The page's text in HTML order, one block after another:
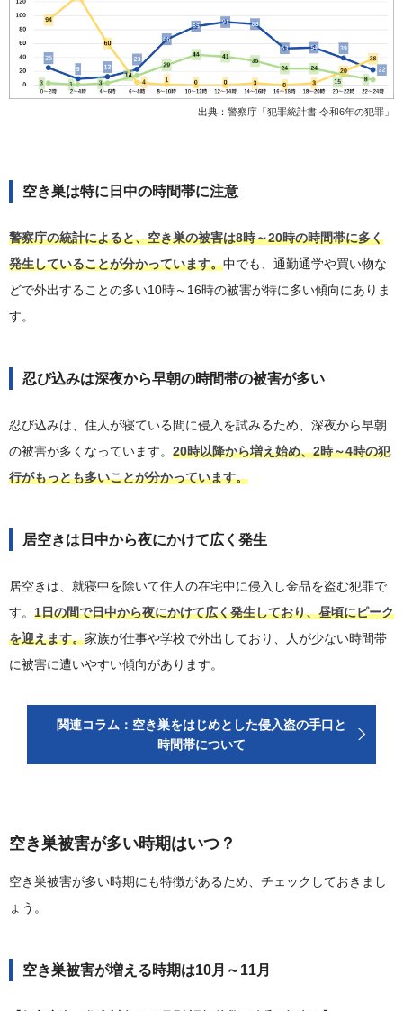
出典： 警察庁「犯罪統計書 令和6年の犯罪」
空き巣は特に日中の時間帯に注意
警察庁の統計によると、空き巣の被害は8時～20時の時間帯に多く
発生していることが分かっています。中でも、通勤通学や買い物な
どで外出することの多い10時～16時の被害が特に多い傾向にありま
す。
忍び込みは深夜から早朝の時間帯の被害が多い
忍び込みは、住人が寝ている間に侵入を試みるため、深夜から早朝
の被害が多くなっています。 20時以降から増え始め、2時～4時の犯
行がもっとも多いことが分かっています。
居空きは日中から夜にかけて広く発生
居空きは、就寝中を除いて住人の在宅中に侵入し金品を盗む犯罪で
す。 1日の間で日中から夜にかけて広く発生しており、昼頃にピーク
を迎えます。家族が仕事や学校で外出しており、人が少ない時間帯
に被害に遭いやすい傾向があります。
関連コラム：空き巣をはじめとした侵入盗の手口と
時間帯について
空き巣被害が多い時期はいつ？
空き巣被害が多い時期にも特徴があるため、チェックしておきまし
ょう。
空き巣被害が増える時期は10月～11月